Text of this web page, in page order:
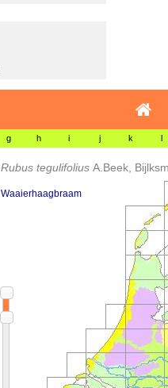
g h i j k l
Rubus tegulifolius A.Beek,
Waaierhaagbraam